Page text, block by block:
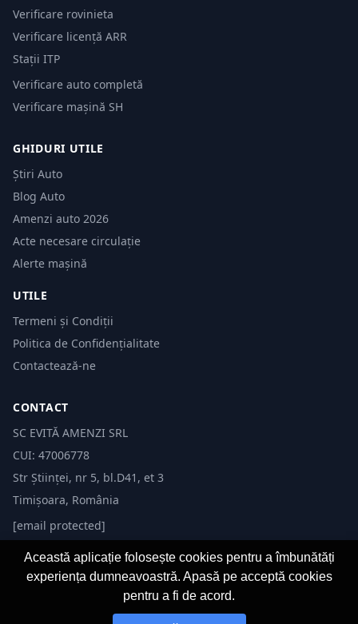
Verificare rovinieta
Verificare licență ARR
Stații ITP
Verificare auto completă
Verificare mașină SH
GHIDURI UTILE
Știri Auto
Blog Auto
Amenzi auto 2026
Acte necesare circulație
Alerte mașină
UTILE
Termeni și Condiții
Politica de Confidențialitate
Contactează-ne
CONTACT
SC EVITĂ AMENZI SRL
CUI: 47006778
Str Științei, nr 5, bl.D41, et 3
Timișoara, România
[email protected]
© 2026 Evită Amenzi. Toate drepturile rezervate. Dezvoltat de
Această aplicație folosește cookies pentru a îmbunătăți
experiența dumneavoastră. Apasă pe acceptă cookies
pentru a fi de acord.